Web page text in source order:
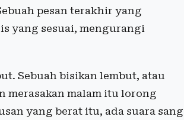
pesan terakhir yang
yang sesuai, mengurangi
Sebuah bisikan lembut, atau
merasakan malam itu lorong
yang berat itu, ada suara sang